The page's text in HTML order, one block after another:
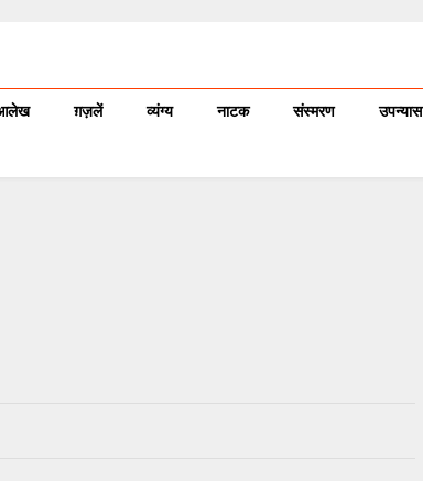
ग़ज़लें व्यंग्य नाटक संस्मरण उपन्यास